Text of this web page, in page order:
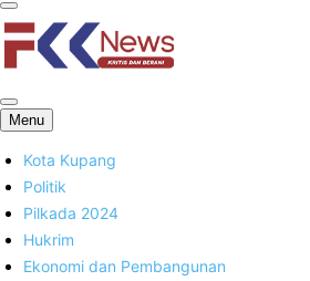
FKK News
Menu
Kota Kupang
Politik
Pilkada 2024
Hukrim
Ekonomi dan Pembangunan